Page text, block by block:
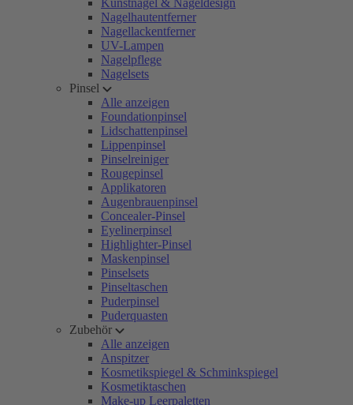
Kunstnägel & Nageldesign
Nagelhautentferner
Nagellackentferner
UV-Lampen
Nagelpflege
Nagelsets
Pinsel
Alle anzeigen
Foundationpinsel
Lidschattenpinsel
Lippenpinsel
Pinselreiniger
Rougepinsel
Applikatoren
Augenbrauenpinsel
Concealer-Pinsel
Eyelinerpinsel
Highlighter-Pinsel
Maskenpinsel
Pinselsets
Pinseltaschen
Puderpinsel
Puderquasten
Zubehör
Alle anzeigen
Anspitzer
Kosmetikspiegel & Schminkspiegel
Kosmetiktaschen
Make-up Leerpaletten